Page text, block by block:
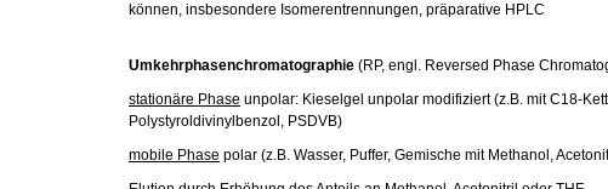
können, insbesondere Isomerentrennungen, präparative HPLC
Umkehrphasenchromatographie (RP, engl. Reversed Phase
stationäre Phase unpolar: Kieselgel unpolar modifiziert (z.B. mit C18-
Polystyroldivinylbenzol, PSDVB)
mobile Phase polar (z.B. Wasser, Puffer, Gemische mit Methanol,